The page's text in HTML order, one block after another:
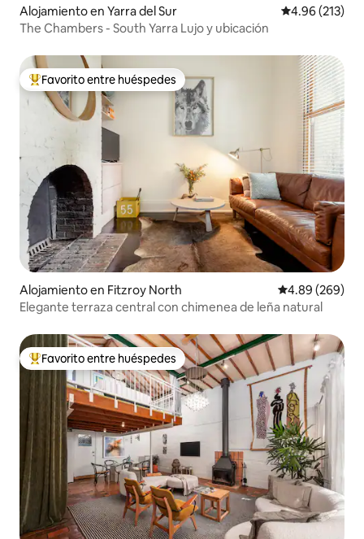
Alojamiento en Yarra del Sur Calificación
4.96 (213)
The Chambers - South Yarra Lujo y ubicación
Favorito entre huéspedes preferido
Favorito entre huéspedes
Alojamiento en Fitzroy North Calificación
4.89 (269)
Elegante terraza central con chimenea de leña natural
Favorito entre huéspedes preferido
Favorito entre huéspedes